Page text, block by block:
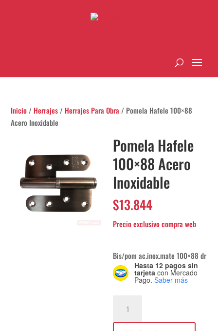
Inicio / Herrajes / Herrajes Para Obra / Pomela Hafele 100×88
Acero Inoxidable
Pomela Hafele
100×88 Acero
Inoxidable
$13.844
Bis/pom ac.inox.mate 100×88 dr
Hasta 12 pagos sin
tarjeta con Mercado
Pago. Saber más
Hafele
100x88